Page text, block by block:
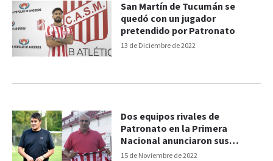
13 de Diciembre de 2022
San Martín de Tucumán se
quedó con un jugador
pretendido por Patronato
15 de Noviembre de 2022
Dos equipos rivales de
Patronato en la Primera
Nacional anunciaron sus
técnicos